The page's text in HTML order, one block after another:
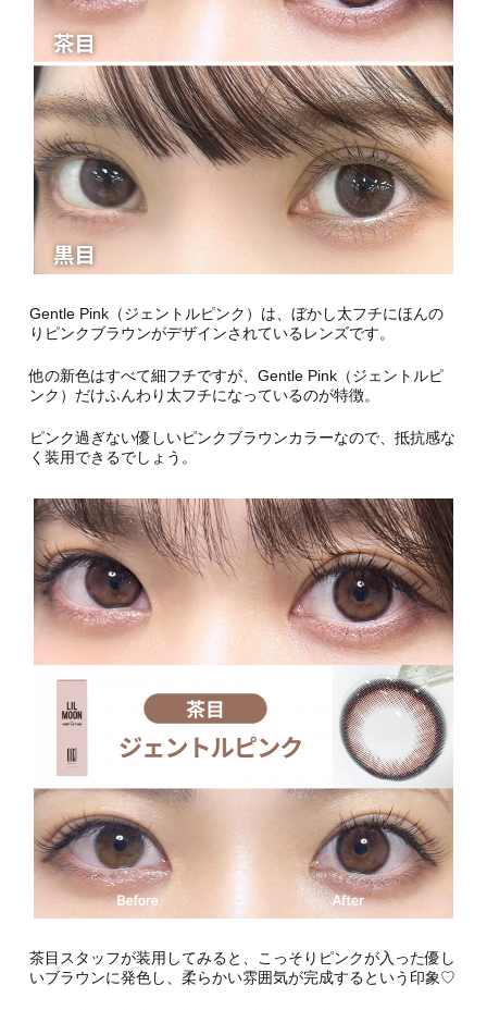
Gentle Pink（ジェントルピンク）は、ぼかし太フチにほんの
りピンクブラウンがデザインされているレンズです。
他の新色はすべて細フチですが、Gentle Pink（ジェントルピ
ンク）だけふんわり太フチになっているのが特徴。
ピンク過ぎない優しいピンクブラウンカラーなので、抵抗感な
く装用できるでしょう。
茶目スタッフが装用してみると、こっそりピンクが入った優し
いブラウンに発色し、柔らかい雰囲気が完成するという印象♡